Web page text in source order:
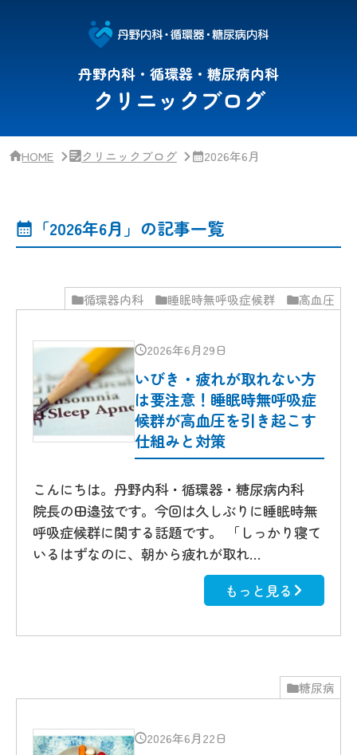
要
丹野内科・循環器・糖尿病内科
クリニックブログ
HOME クリニックブログ 2026年6月
「2026年6月」の記事一覧
循環器内科 睡眠時無呼吸症候群 高血圧
2026年6月29日
いびき・疲れが取れない方
は要注意！睡眠時無呼吸症
候群が高血圧を引き起こす
仕組みと対策
こんにちは。丹野内科・循環器・糖尿病内科
院長の田邉弦です。今回は久しぶりに睡眠時無
呼吸症候群に関する話題です。 「しっかり寝て
いるはずなのに、朝から疲れが取れ…
もっと見る
糖尿病
2026年6月22日